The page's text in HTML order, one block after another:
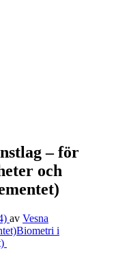
– för
och
av Vesna
Biometri i